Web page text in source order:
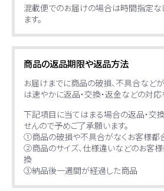
混載便でのお届けの場合は時間指定な
ます。
商品の返品期限や返品方法
お届けまでに商品の破損、不具合など
は速やかに返品・交換・返金などの対応
下記項目に当てはまる場合の返品・交
せんので予めご了承願います。
①商品の破損や不具合がなくお客様都
②商品のサイズ、仕様違いなどのお客
換
③納品後一週間が経過した商品